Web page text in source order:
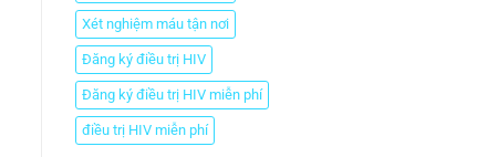
Xét nghiệm máu tận nơi
Đăng ký điều trị HIV
Đăng ký điều trị HIV miễn phí
điều trị HIV miễn phí